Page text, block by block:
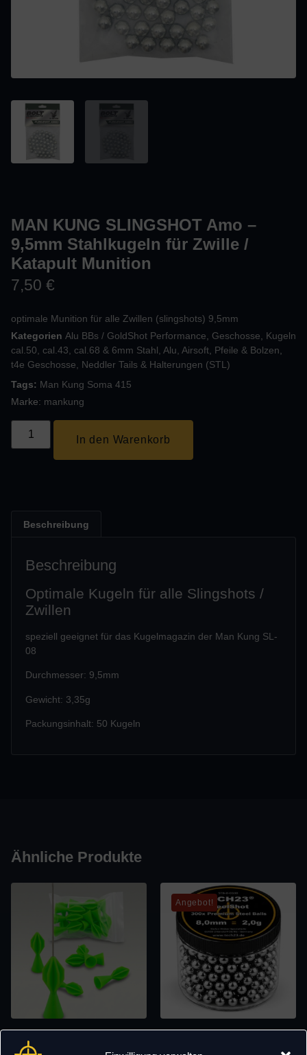
MAN KUNG SLINGSHOT Amo –
9,5mm Stahlkugeln für Zwille /
Katapult Munition
7,50 €
optimale Munition für alle Zwillen (slingshots) 9,5mm
Kategorien Alu BBs / GoldShot Performance, Geschosse, Kugeln
cal.50, cal.43, cal.68 & 6mm Stahl, Alu, Airsoft, Pfeile & Bolzen,
t4e Geschosse, Neddler Tails & Halterungen (STL)
Tags: Man Kung Soma 415
Marke: mankung
In den Warenkorb
Beschreibung
Beschreibung
Optimale Kugeln für alle Slingshots /
Zwillen
speziell geeignet für das Kugelmagazin der Man Kung SL-
08
Durchmesser: 9,5mm
Gewicht: 3,35g
Packungsinhalt: 50 Kugeln
Ähnliche Produkte
Needler Tails – Treibspiegel
für Nadelgeschosse im
Angebot!
8.00mm (300 Stück) –